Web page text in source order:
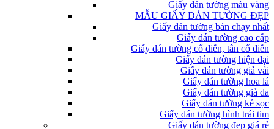
Giấy dán tường màu vàng
MẪU GIẤY DÁN TƯỜNG ĐẸP
Giấy dán tường bán chạy nhất
Giấy dán tường cao cấp
Giấy dán tường cổ điển, tân cổ điển
Giấy dán tường hiện đại
Giấy dán tường giả vải
Giấy dán tường hoa lá
Giấy dán tường giả da
Giấy dán tường kẻ sọc
Giấy dán tường hình trái tim
Giấy dán tường đẹp giá rẻ